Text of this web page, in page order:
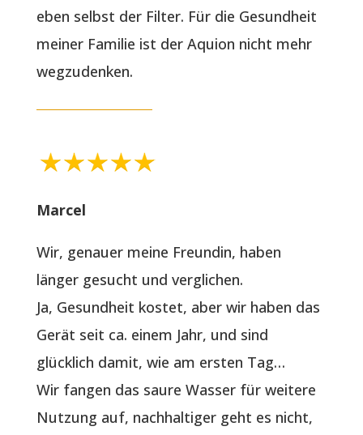
eben selbst der Filter. Für die Gesundheit
meiner Familie ist der Aquion nicht mehr
wegzudenken.
Marcel
Wir, genauer meine Freundin, haben
länger gesucht und verglichen.
Ja, Gesundheit kostet, aber wir haben das
Gerät seit ca. einem Jahr, und sind
glücklich damit, wie am ersten Tag…
Wir fangen das saure Wasser für weitere
Nutzung auf, nachhaltiger geht es nicht,